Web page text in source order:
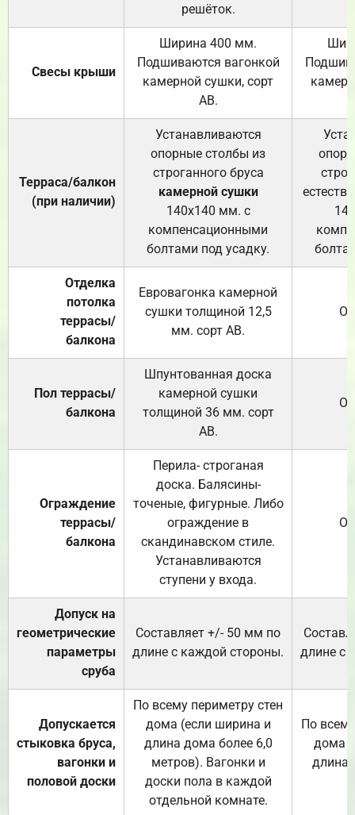
решёток.
Свесы крыши
Ширина 400 мм.
Подшиваются вагонкой
камерной сушки, сорт
АВ.
Терраса/балкон
(при наличии)
Устанавливаются
опорные столбы из
строганного бруса
камерной сушки
140х140 мм. с
компенсационными
болтами под усадку.
Отделка
потолка
террасы/
балкона
Евровагонка камерной
сушки толщиной 12,5
мм. сорт АВ.
Пол террасы/
балкона
Шпунтованная доска
камерной сушки
толщиной 36 мм. сорт
АВ.
Ограждение
террасы/
балкона
Перила- строганая
доска. Балясины-
точеные, фигурные. Либо
ограждение в
скандинавском стиле.
Устанавливаются
ступени у входа.
Допуск на
геометрические
параметры
сруба
Составляет +/- 50 мм по
длине с каждой стороны.
длине с
Допускается
стыковка бруса,
вагонки и
половой доски
По всему периметру стен
дома (если ширина и
длина дома более 6,0
метров). Вагонки и
доски пола в каждой
отдельной комнате.
По
дома
длина